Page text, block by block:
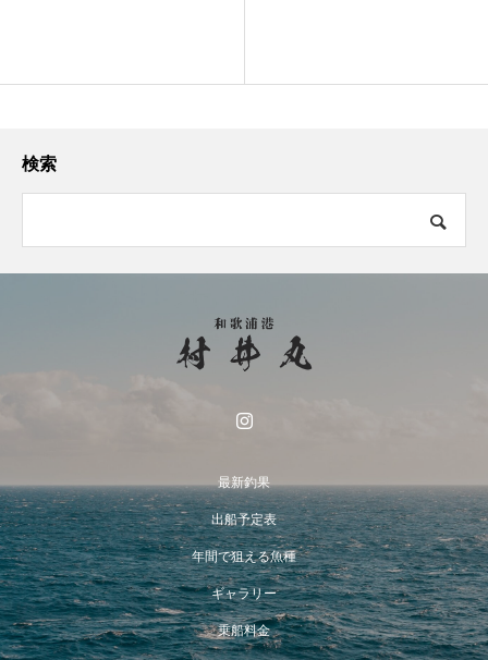
検索
最新釣果
出船予定表
年間で狙える魚種
ギャラリー
乗船料金